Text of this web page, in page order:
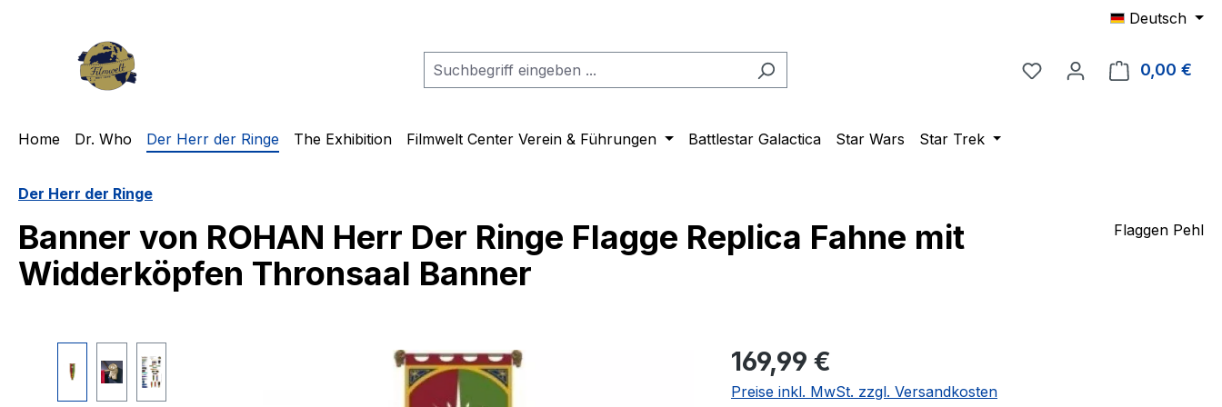
Deutsch
Du hast 0 Produkte auf
0,00 €
Home Dr. Who Der Herr der Ringe The Exhibition Filmwelt Center Verein & Führungen Battlestar Galactica Star Wars Star Trek
Der Herr der Ringe
Banner von ROHAN Herr Der Ringe Flagge Replica Fahne mit
Widderköpfen Thronsaal Banner
Flaggen Pehl
Regulärer Preis:
169,99 €
Preise inkl. MwSt. zzgl. Versandkosten